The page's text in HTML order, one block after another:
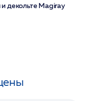
декольте Magiray